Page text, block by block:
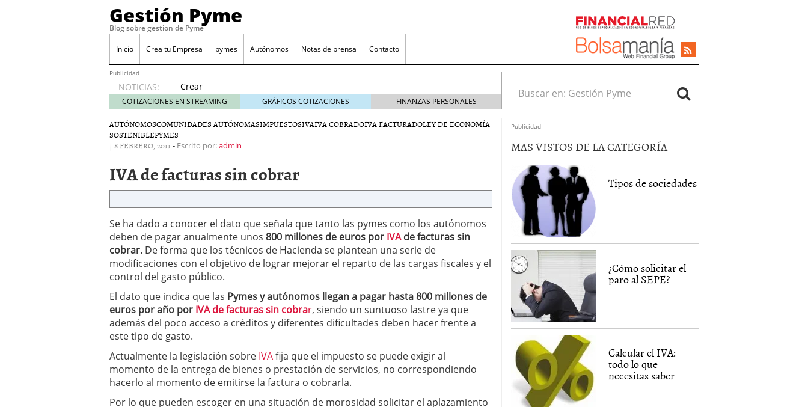
Gestión Pyme
Blog sobre gestion de Pyme
Inicio Crea tu Empresa pymes Autónomos Notas de prensa Contacto
Publicidad
NOTICIAS:
Crear
empresa
online vs
proceso
ventajas
para
pymes
mayo 29,
2026
Sobres de cartón: una inversión rentable para las pymes que venden online
septiembre 4, 2025
Cómo convertir tu negocio en un ecommerce exitoso junio 20, 2025
Los CRM: Impulsores de la Transformación Empresarial mayo 14, 2025
Reubicación internacional: guía rápida para trasladar empleados sin
errores abril 10, 2025
COTIZACIONES EN STREAMING GRÁFICOS COTIZACIONES FINANZAS PERSONALES
Buscar en:
AUTÓNOMOSCOMUNIDADES AUTÓNOMASIMPUESTOSIVAIVA COBRADOIVA FACTURADOLEY DE ECONOMÍA
SOSTENIBLEPYMES
| 8 FEBRERO, 2011 - Escrito por:admin
IVA de facturas sin cobrar
Se ha dado a conocer el dato que señala que tanto las pymes como los autónomos
deben de pagar anualmente unos 800 millones de euros por IVAde facturas sin
cobrar. De forma que los técnicos de Hacienda se plantean una serie de
modificaciones con el objetivo de lograr mejorar el reparto de las cargas fiscales y el
control del gasto público.
El dato que indica que las Pymes y autónomos llegan a pagar hasta 800 millones de
euros por año por IVA de facturas sin cobrar, siendo un suntuoso lastre ya que
además del poco acceso a créditos y diferentes dificultades deben hacer frente a
este tipo de gasto.
Actualmente la legislación sobre IVAfija que el impuesto se puede exigir al
momento de la entrega de bienes o prestación de servicios, no correspondiendo
hacerlo al momento de emitirse la factura o cobrarla.
Por lo que pueden escoger en una situación de morosidad solicitar el aplazamiento
Publicidad
MAS VISTOS DE LA CATEGORÍA
Tipos de sociedades
¿Cómo solicitar el
paro al SEPE?
Calcular el IVA:
todo lo que
necesitas saber